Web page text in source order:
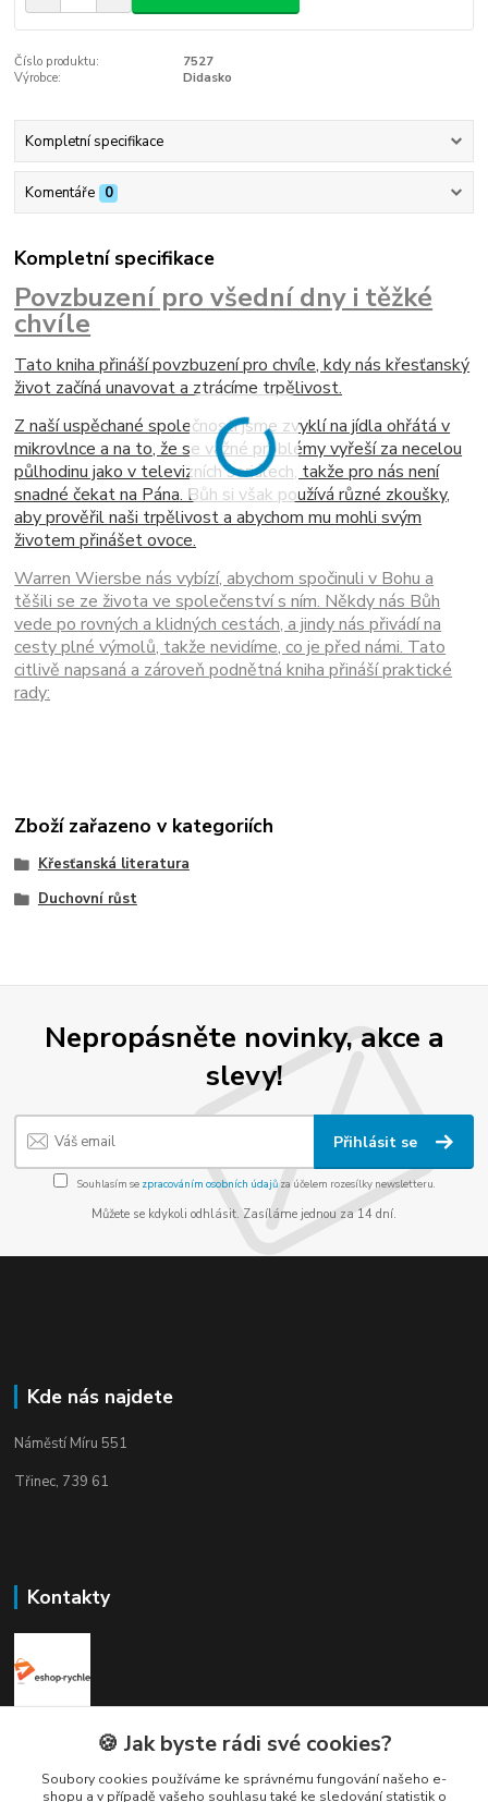
Číslo produktu:
7527
Výrobce:
Didasko
Kompletní specifikace
Komentáře 0
Kompletní specifikace
Povzbuzení pro všední dny i těžké
chvíle
Tato kniha přináší povzbuzení pro chvíle, kdy nás křesťanský
život začíná unavovat a ztrácíme trpělivost.
Z naší uspěchané společnosti jsme zvyklí na jídla ohřátá v
mikrovlnce a na to, že se vážné problémy vyřeší za necelou
půlhodinu jako v televizních seriálech, takže pro nás není
snadné čekat na Pána. Bůh si však používá různé zkoušky,
aby prověřil naši trpělivost a abychom mu mohli svým
životem přinášet ovoce.
Warren Wiersbe nás vybízí, abychom spočinuli v Bohu a
těšili se ze života ve společenství s ním. Někdy nás Bůh
vede po rovných a klidných cestách, a jindy nás přivádí na
cesty plné výmolů, takže nevidíme, co je před námi. Tato
citlivě napsaná a zároveň podnětná kniha přináší praktické
rady:
Zboží zařazeno v kategoriích
Křesťanská literatura
Duchovní růst
Nepropásněte novinky, akce a
slevy!
Přihlásit se
Souhlasím se zpracováním osobních údajůza účelem rozesílky newsletteru.
Můžete se kdykoli odhlásit. Zasíláme jednou za 14 dní.
Kde nás najdete
Náměstí Míru 551
Třinec, 739 61
Kontakty
Petr Nedvídek
🍪 Jak byste rádi své cookies?
Soubory cookies používáme ke správnému fungování našeho e-
shopu a v případě vašeho souhlasu také ke sledování statistik o